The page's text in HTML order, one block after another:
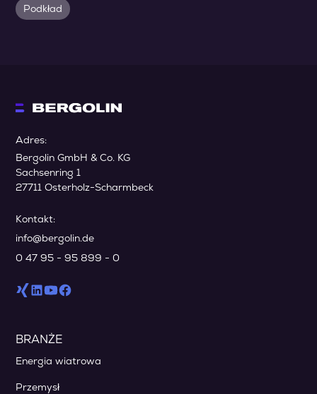
Podkład
Adres:
Bergolin GmbH & Co. KG
Sachsenring 1
27711 Osterholz-Scharmbeck
Kontakt:
info@bergolin.de
0 47 95 - 95 899 - 0
BRANŻE
Energia wiatrowa
Przemysł